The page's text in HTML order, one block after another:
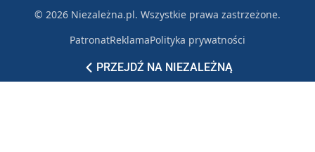
PRZEJDŹ NA NIEZALEŻNĄ
© 2026 Niezależna.pl. Wszystkie prawa zastrzeżone.
PatronatReklamaPolityka prywatności